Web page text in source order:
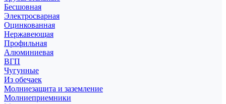
Бесшовная
Электросварная
Оцинкованная
Нержавеющая
Профильная
Алюминиевая
ВГП
Чугунные
Из обечаек
Молниезащита и заземление
Молниеприемники